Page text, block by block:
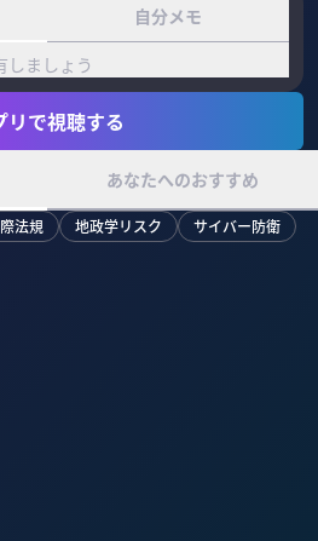
自分メモ
しましょう
リで視聴する
あなたへのおすすめ
法規 地政学リスク サイバー防衛